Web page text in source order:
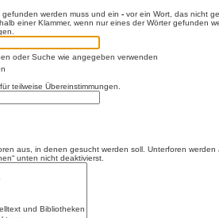
gefunden werden muss und ein - vor ein Wort, das nicht
einer Klammer, wenn nur eines der Wörter gefunden
oder Suche wie angegeben verwenden
teilweise Übereinstimmungen.
aus, in denen gesucht werden soll. Unterforen
unten nicht deaktivierst.